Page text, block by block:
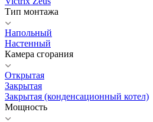
Тип монтажа
Напольный
Настенный
Камера сгорания
Открытая
Закрытая
Закрытая (конденсационный котел)
Мощность